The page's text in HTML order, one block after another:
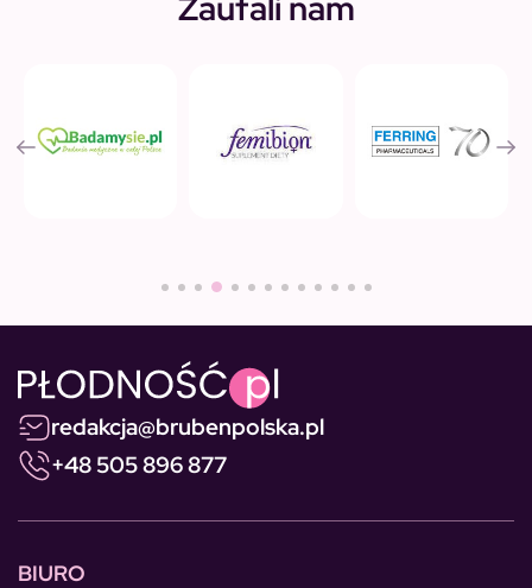
redakcja@brubenpolska.pl
+48 505 896 877
BIURO